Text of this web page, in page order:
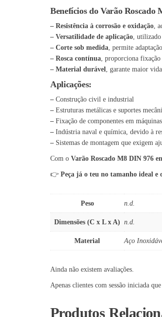
Benefícios do Varão
– Resistência à corrosão e oxidação ,
– Versatilidade de aplicação ,
– Corte sob medida , permite
– Rosca contínua , proporciona
– Material durável , garante maior
Aplicações:
– Construção civil e industrial
– Estruturas metálicas e suportes
– Fixação de componentes em
– Indústria naval e química, devido à
– Sistemas de montagem que exigem
Com o Varão Roscado M8 DIN 976
👉 Peça já o teu no tamanho ideal e
Peso n.d.
Dimensões (C x L x A) n.d.
Material Aço
Ainda não existem avaliações.
Apenas clientes com sessão iniciada
Produtos